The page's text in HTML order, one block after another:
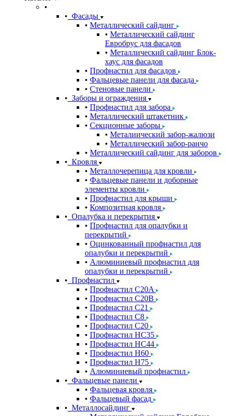
Фасады
Металлический сайдинг
Металлический сайдинг
Евробрус для фасадов
Металлический сайдинг Блок-
хаус для фасадов
Профнастил для фасадов
Фальцевые панели для фасада
Стеновые панели
Заборы и ограждения
Профнастил для забора
Металлический штакетник
Секционные заборы
Металиический забор-жалюзи
Металлический забор-ранчо
Металлический сайдинг для заборов
Кровля
Металлочерепица для кровли
Фальцевые панели и доборные
элементы кровли
Профнастил для крыши
Композитная кровля
Опалубка и перекрытия
Профнастил для опалубки и
перекрытий
Оцинкованный профнастил для
опалубки и перекрытий
Алюминиевый профнастил для
опалубки и перекрытий
Профнастил
Профнастил С20A
Профнастил С20B
Профнастил С21
Профнастил С8
Профнастил С20
Профнастил НС35
Профнастил НС44
Профнастил Н60
Профнастил Н75
Алюминиевый профнастил
Фальцевые панели
Фальцевая кровля
Фальцевый фасад
Металлосайдинг